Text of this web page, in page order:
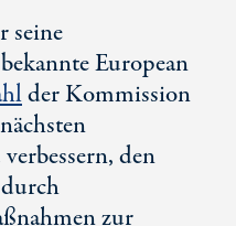
seine
European
der Kommission
den
zur